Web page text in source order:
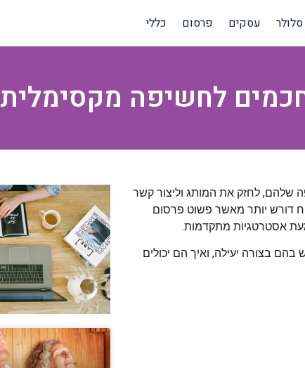
סלולר עסקים פרסום כללי
לחשיפה מקסימלית
שלהם, לחזק את המותג וליצור קשר
דורש יותר מאשר פשוט פרסום
אסטרטגיות מתקדמות.
בצורה יעילה, ואיך הם יכולים